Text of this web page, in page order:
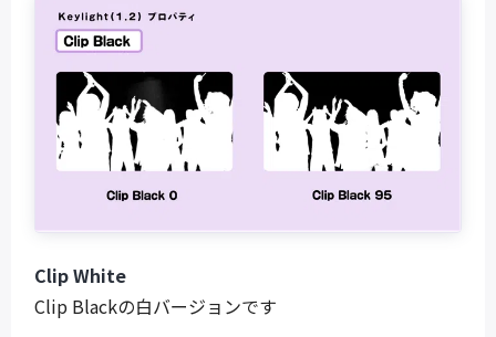
Clip White
Clip Blackの白バージョンです